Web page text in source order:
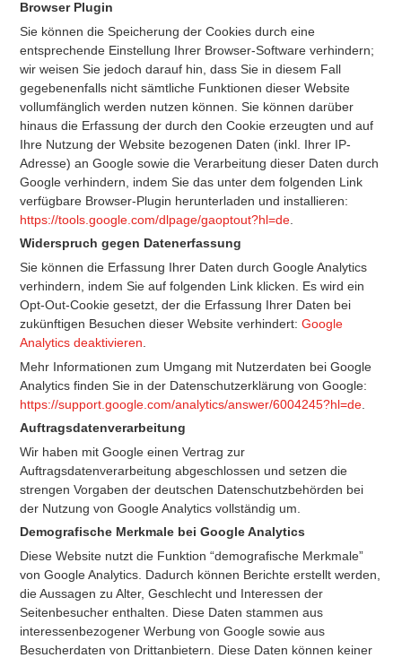
Browser Plugin
Sie können die Speicherung der Cookies durch eine
entsprechende Einstellung Ihrer Browser-Software verhindern;
wir weisen Sie jedoch darauf hin, dass Sie in diesem Fall
gegebenenfalls nicht sämtliche Funktionen dieser Website
vollumfänglich werden nutzen können. Sie können darüber
hinaus die Erfassung der durch den Cookie erzeugten und auf
Ihre Nutzung der Website bezogenen Daten (inkl. Ihrer IP-
Adresse) an Google sowie die Verarbeitung dieser Daten durch
Google verhindern, indem Sie das unter dem folgenden Link
verfügbare Browser-Plugin herunterladen und installieren:
https://tools.google.com/dlpage/gaoptout?hl=de
Widerspruch gegen Datenerfassung
Sie können die Erfassung Ihrer Daten durch Google Analytics
verhindern, indem Sie auf folgenden Link klicken. Es wird ein
Opt-Out-Cookie gesetzt, der die Erfassung Ihrer Daten bei
zukünftigen Besuchen dieser Website verhindert:Google
Analytics deaktivieren
Mehr Informationen zum Umgang mit Nutzerdaten bei Google
Analytics finden Sie in der Datenschutzerklärung von Google:
https://support.google.com/analytics/answer/6004245?hl=de
Auftragsdatenverarbeitung
Wir haben mit Google einen Vertrag zur
Auftragsdatenverarbeitung abgeschlossen und setzen die
strengen Vorgaben der deutschen Datenschutzbehörden bei
der Nutzung von Google Analytics vollständig um.
Demografische Merkmale bei Google Analytics
Diese Website nutzt die Funktion “demografische Merkmale”
von Google Analytics. Dadurch können Berichte erstellt werden,
die Aussagen zu Alter, Geschlecht und Interessen der
Seitenbesucher enthalten. Diese Daten stammen aus
interessenbezogener Werbung von Google sowie aus
Besucherdaten von Drittanbietern. Diese Daten können keiner